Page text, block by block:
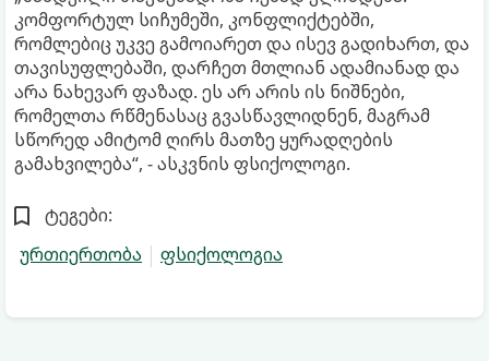
კომფორტულ სიჩუმეში, კონფლიქტებში,
რომლებიც უკვე გამოიარეთ და ისევ გადიხართ, და
თავისუფლებაში, დარჩეთ მთლიან ადამიანად და
არა ნახევარ ფაზად. ეს არ არის ის ნიშნები,
რომელთა რწმენასაც გვასწავლიდნენ, მაგრამ
სწორედ ამიტომ ღირს მათზე ყურადღების
გამახვილება“, - ასკვნის ფსიქოლოგი.
ტეგები:
ურთიერთობა
ფსიქოლოგია